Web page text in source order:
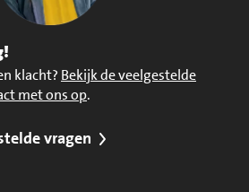
klacht? Bekijk de veelgestelde
met ons op.
vragen